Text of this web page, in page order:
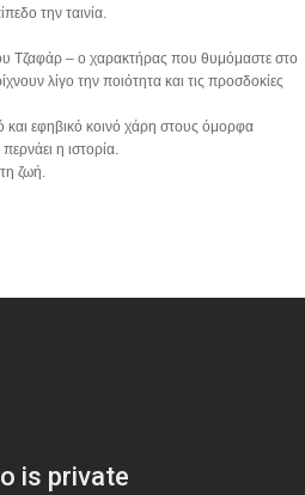
την ταινία.
Τζαφάρ – ο χαρακτήρας που θυμόμαστε στο
λίγο την ποιότητα και τις προσδοκίες
και εφηβικό κοινό χάρη στους όμορφα
η ιστορία.
ζωή.